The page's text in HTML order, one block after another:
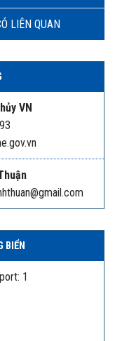
LIÊN QUAN
VN
BIỂN
1